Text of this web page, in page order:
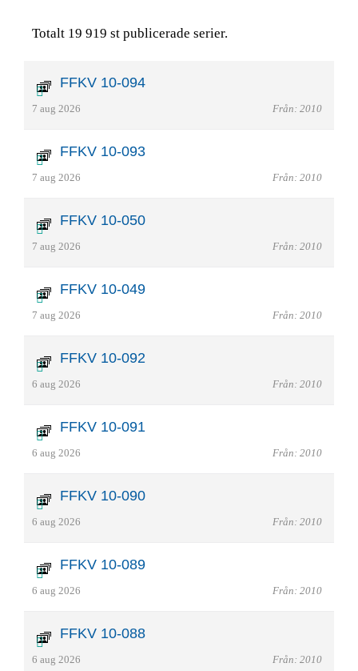
Totalt 19 919 st publicerade serier.
FFKV 10-094
7 aug 2026 Från: 2010
FFKV 10-093
7 aug 2026 Från: 2010
FFKV 10-050
7 aug 2026 Från: 2010
FFKV 10-049
7 aug 2026 Från: 2010
FFKV 10-092
6 aug 2026 Från: 2010
FFKV 10-091
6 aug 2026 Från: 2010
FFKV 10-090
6 aug 2026 Från: 2010
FFKV 10-089
6 aug 2026 Från: 2010
FFKV 10-088
6 aug 2026 Från: 2010